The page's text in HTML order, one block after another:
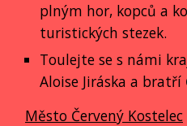
plným hor, kopců a
turistických stezek.
Toulejte se s námi
Aloise Jiráska a bratří
Město Červený Kostelec